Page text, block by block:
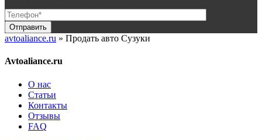
avtoaliance.ru » Продать авто Сузуки
Avtoaliance.ru
О нас
Статьи
Контакты
Отзывы
FAQ